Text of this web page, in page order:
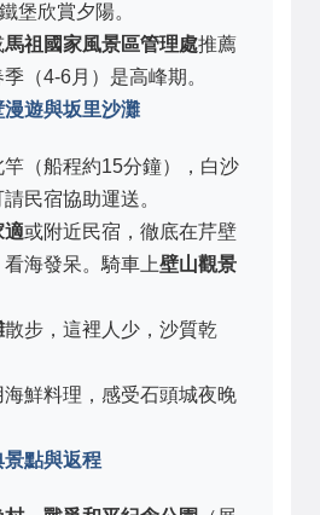
堡欣賞夕陽。
馬祖國家風景區管理處推薦
（4-6月）是高峰期。
遊與坂里沙灘
竿（船程約15分鐘），白沙
民宿協助運送。
適或附近民宿，徹底在芹壁
海發呆。騎車上壁山觀景
散步，這裡人少，沙質乾
鮮料理，感受石頭城夜晚
點與返程